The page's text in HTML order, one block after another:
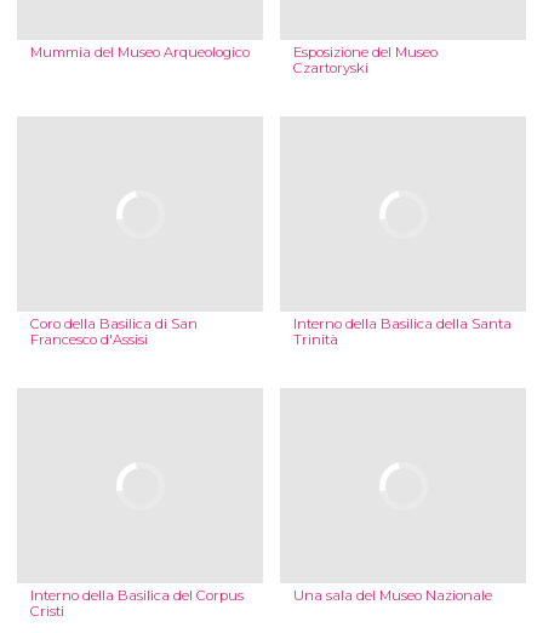
Mummia del Museo Arqueologico
Esposizione del Museo
Czartoryski
Coro della Basilica di San
Francesco d'Assisi
Interno della Basilica della Santa
Trinità
Interno della Basilica del Corpus
Cristi
Una sala del Museo Nazionale